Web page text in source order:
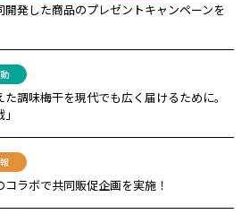
発した商品のプレゼントキャンペーンを
た調味梅干を現代でも広く届けるために。
ラボで共同販促企画を実施！